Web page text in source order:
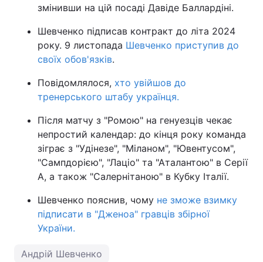
змінивши на цій посаді Давіде Баллардіні.
Шевченко підписав контракт до літа 2024
року. 9 листопада Шевченко приступив до
своїх обов'язків.
Повідомлялося, хто увійшов до
тренерського штабу українця.
Після матчу з "Ромою" на генуезців чекає
непростий календар: до кінця року команда
зіграє з "Удінезе", "Міланом", "Ювентусом",
"Сампдорією", "Лаціо" та "Аталантою" в Серії
А, а також "Салернітаною" в Кубку Італії.
Шевченко пояснив, чому не зможе взимку
підписати в "Дженоа" гравців збірної
України.
Андрій Шевченко